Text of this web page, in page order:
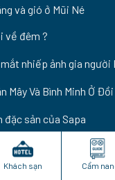
và gió ở Mũi Né
về đêm ?
nhiếp ảnh gia người
Mây Và Bình Minh Ở
sản của Sapa
2009 –
Khách sạn Cẩm